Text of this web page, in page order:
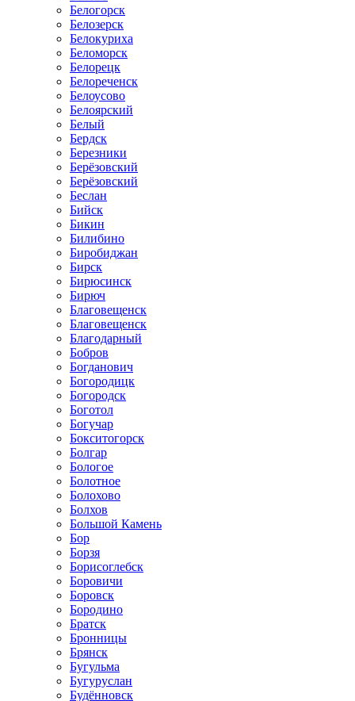
Белогорск
Белозерск
Белокуриха
Беломорск
Белорецк
Белореченск
Белоусово
Белоярский
Белый
Бердск
Березники
Берёзовский
Берёзовский
Беслан
Бийск
Бикин
Билибино
Биробиджан
Бирск
Бирюсинск
Бирюч
Благовещенск
Благовещенск
Благодарный
Бобров
Богданович
Богородицк
Богородск
Боготол
Богучар
Бокситогорск
Болгар
Бологое
Болотное
Болохово
Болхов
Большой Камень
Бор
Борзя
Борисоглебск
Боровичи
Боровск
Бородино
Братск
Бронницы
Брянск
Бугульма
Бугуруслан
Будённовск